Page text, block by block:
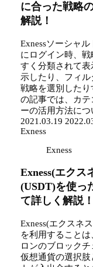
に合った戦略
解説！
Exnessソーシャ
にログイン時、
すく分類されて
示したり、フィ
戦略を選別したり
の記事では、カ
ーの活用方法につ
2021.03.19
Exness
Exness
Exness(エクス
(USDT)を使っ
て詳しく解説！
Exness(エクスネ
を利用すること
ロンのブロック
仮想通貨の選択